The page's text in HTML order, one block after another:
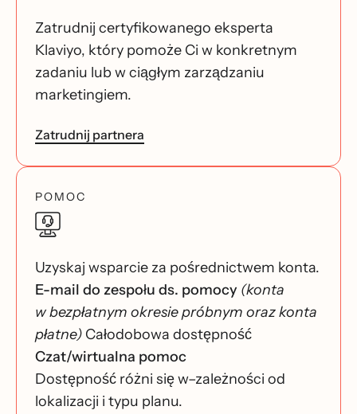
Zatrudnij certyfikowanego eksperta
Klaviyo, który pomoże Ci w konkretnym
zadaniu lub w ciągłym zarządzaniu
marketingiem.
Zatrudnij partnera
POMOC
Uzyskaj wsparcie za pośrednictwem konta.
E-mail do zespołu ds. pomocy (konta
w bezpłatnym okresie próbnym oraz konta
płatne) Całodobowa dostępność
Czat/wirtualna pomoc
Dostępność różni się w–zależności od
lokalizacji i typu planu.